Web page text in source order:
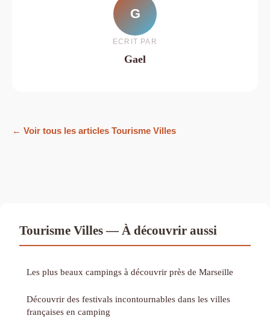
G
ECRIT PAR
Gael
← Voir tous les articles Tourisme Villes
Tourisme Villes — À découvrir aussi
Les plus beaux campings à découvrir près de Marseille
Découvrir des festivals incontournables dans les villes
françaises en camping